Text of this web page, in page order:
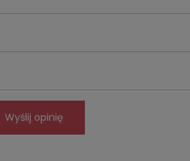
Wyślij opinię